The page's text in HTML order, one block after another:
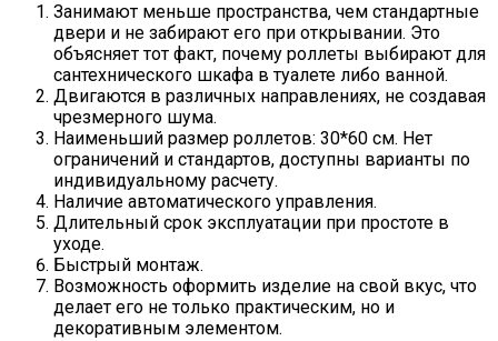
Занимают меньше пространства, чем стандартные
двери и не забирают его при открывании. Это
объясняет тот факт, почему роллеты выбирают для
сантехнического шкафа в туалете либо ванной.
Двигаются в различных направлениях, не создавая
чрезмерного шума.
Наименьший размер роллетов: 30*60 см. Нет
ограничений и стандартов, доступны варианты по
индивидуальному расчету.
Наличие автоматического управления.
Длительный срок эксплуатации при простоте в
уходе.
Быстрый монтаж.
Возможность оформить изделие на свой вкус, что
делает его не только практическим, но и
декоративным элементом.